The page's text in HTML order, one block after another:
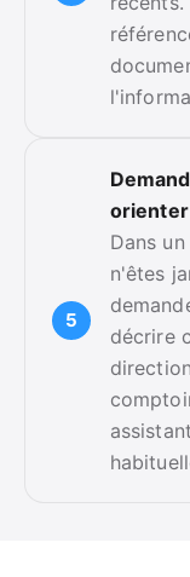
orienter
Dans
n'êtes
décrire